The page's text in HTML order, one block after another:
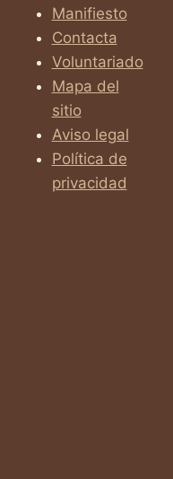
Manifiesto
Contacta
Voluntariado
Mapa del
sitio
Aviso legal
Política de
privacidad